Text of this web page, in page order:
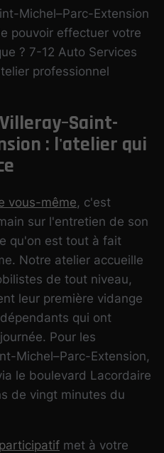
Michel–Parc-Extension
pouvoir effectuer votre
? 7-12 Auto Services
professionnel
: l'atelier qui
vous-même, c'est
sur l'entretien de son
qu'on est tout à fait
Notre atelier accueille
de tout niveau,
leur première vidange
qui ont
Pour les
Michel–Parc-Extension,
le boulevard Lacordaire
de vingt minutes du
met à votre